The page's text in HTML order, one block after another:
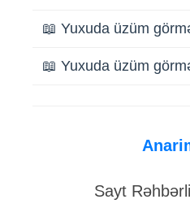
📖 Yuxuda üzüm
📖 Yuxuda üzüm
Sayt